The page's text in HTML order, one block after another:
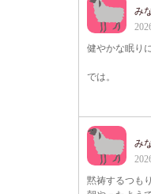
み
健やかな眠り
では。
み
黙祷するつも